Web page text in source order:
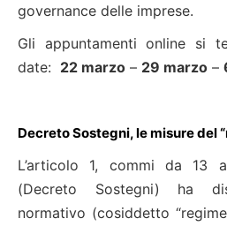
governance delle imprese.
Gli appuntamenti online si
date: 22 marzo – 29 marzo –
Decreto Sostegni, le misure del
L’articolo 1, commi da 13
(Decreto Sostegni) ha
normativo (cosiddetto